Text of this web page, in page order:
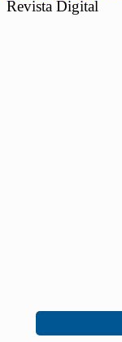
Revista Digital